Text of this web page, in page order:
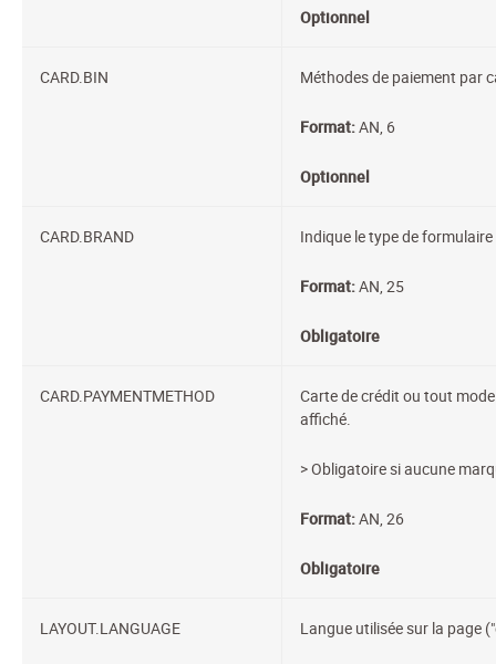
Optionnel
CARD.BIN Méthodes de paiement par
Format:AN, 6
Optionnel
CARD.BRAND Indique le type de
Format:AN, 25
Obligatoire
CARD.PAYMENTMETHOD
Carte de crédit ou tout
affiché.
> Obligatoire si aucune
Format:AN, 26
Obligatoire
LAYOUT.LANGUAGE Langue utilisée sur la page